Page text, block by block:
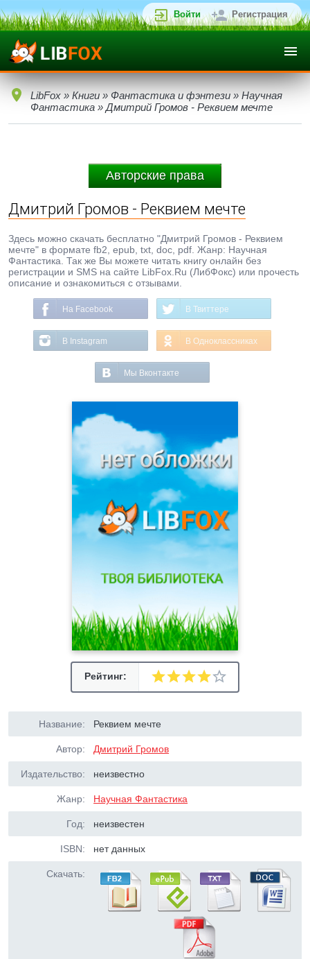
Войти Регистрация
LibFox » Книги » Фантастика и фэнтези » Научная
Фантастика » Дмитрий Громов - Реквием мечте
Авторские права
Дмитрий Громов - Реквием мечте
Здесь можно скачать бесплатно "Дмитрий Громов - Реквием
мечте" в формате fb2, epub, txt, doc, pdf. Жанр: Научная
Фантастика. Так же Вы можете читать книгу онлайн без
регистрации и SMS на сайте LibFox.Ru (ЛибФокс) или прочесть
описание и ознакомиться с отзывами.
На Facebook В Твиттере
В Instagram В Одноклассниках
Мы Вконтакте
Рейтинг:
Название: Реквием мечте
Автор: Дмитрий Громов
Издательство: неизвестно
Жанр: Научная Фантастика
Год: неизвестен
ISBN: нет данных
Скачать: